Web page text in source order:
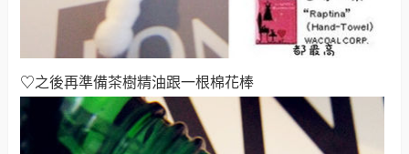
♡之後再準備茶樹精油跟一根棉花棒